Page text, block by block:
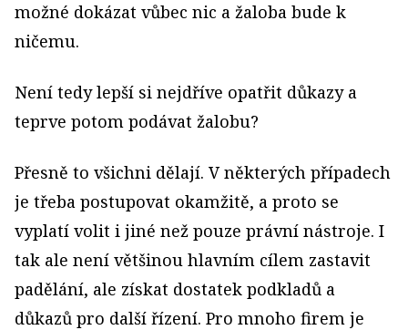
možné dokázat vůbec nic a žaloba bude k
ničemu.
Není tedy lepší si nejdříve opatřit důkazy a
teprve potom podávat žalobu?
Přesně to všichni dělají. V některých případech
je třeba postupovat okamžitě, a proto se
vyplatí volit i jiné než pouze právní nástroje. I
tak ale není většinou hlavním cílem zastavit
padělání, ale získat dostatek podkladů a
důkazů pro další řízení. Pro mnoho firem je